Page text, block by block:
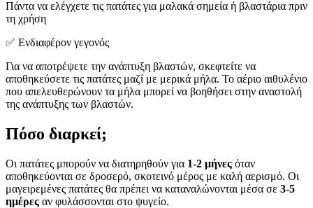
Πάντα να ελέγχετε τις πατάτες για μαλακά σημεία ή βλαστάρια πριν
τη χρήση
✅ Ενδιαφέρον γεγονός
Για να αποτρέψετε την ανάπτυξη βλαστών, σκεφτείτε να
αποθηκεύσετε τις πατάτες μαζί με μερικά μήλα. Το αέριο αιθυλένιο
που απελευθερώνουν τα μήλα μπορεί να βοηθήσει στην αναστολή
της ανάπτυξης των βλαστών.
Πόσο διαρκεί;
Οι πατάτες μπορούν να διατηρηθούν για 1-2 μήνες όταν
αποθηκεύονται σε δροσερό, σκοτεινό μέρος με καλή αερισμό. Οι
μαγειρεμένες πατάτες θα πρέπει να καταναλώνονται μέσα σε 3-5
ημέρες αν φυλάσσονται στο ψυγείο.